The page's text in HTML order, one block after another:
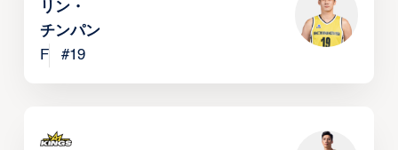
リン・
チンパン
F
#19